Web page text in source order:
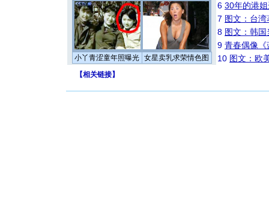
小丫青涩童年照曝光 女星卖乳求荣情色图
6 30年的港
7 图文：台
8 图文：韩
9 青春偶像《
10 图文：欧
【相关链接】